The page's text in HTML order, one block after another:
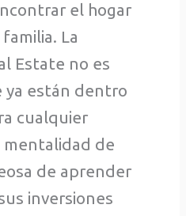
el hogar
La
Estate no es
ya están dentro
cualquier
mentalidad de
de aprender
inversiones